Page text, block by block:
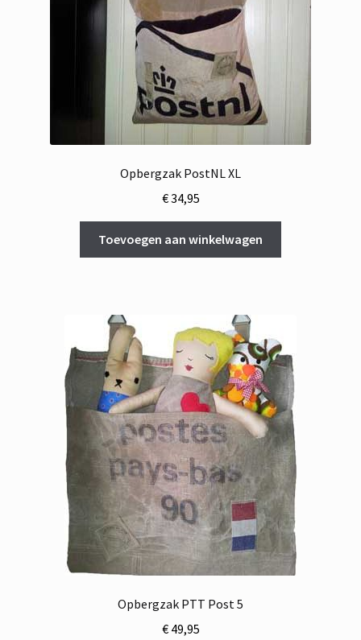
Opbergzak PostNL XL
€34,95
Toevoegen aan winkelwagen
Opbergzak PTT Post 5
€49,95